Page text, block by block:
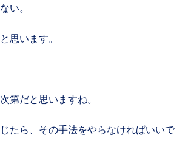
い。
思います。
第だと思いますね。
たら、その手法をやらなければいいで